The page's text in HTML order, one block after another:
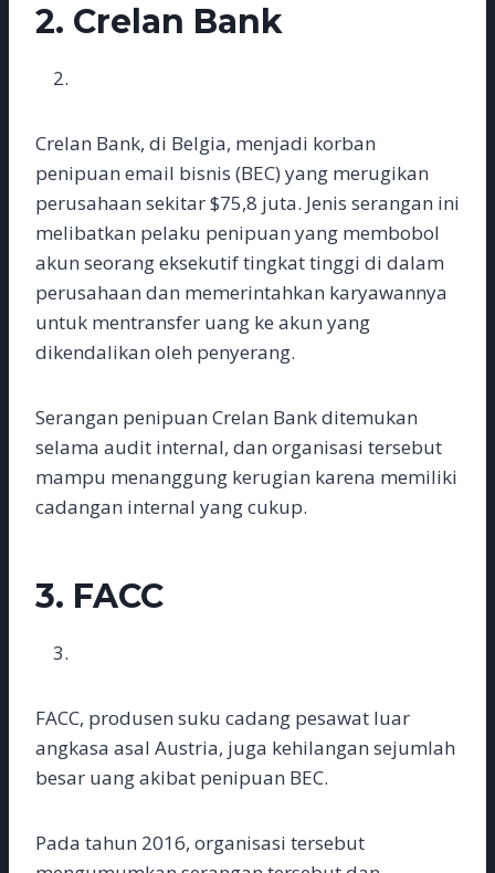
2. Crelan Bank
Crelan Bank, di Belgia, menjadi korban
penipuan email bisnis (BEC) yang merugikan
perusahaan sekitar $75,8 juta. Jenis serangan ini
melibatkan pelaku penipuan yang membobol
akun seorang eksekutif tingkat tinggi di dalam
perusahaan dan memerintahkan karyawannya
untuk mentransfer uang ke akun yang
dikendalikan oleh penyerang.
Serangan penipuan Crelan Bank ditemukan
selama audit internal, dan organisasi tersebut
mampu menanggung kerugian karena memiliki
cadangan internal yang cukup.
3. FACC
FACC, produsen suku cadang pesawat luar
angkasa asal Austria, juga kehilangan sejumlah
besar uang akibat penipuan BEC.
Pada tahun 2016, organisasi tersebut